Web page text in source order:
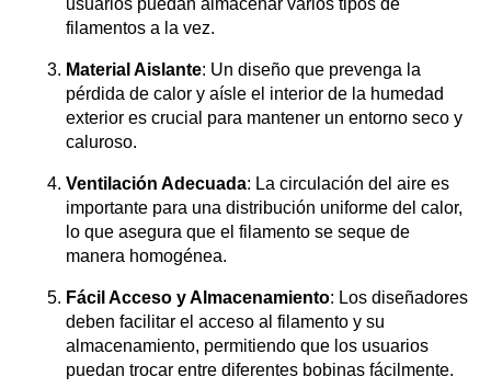
usuarios puedan almacenar varios tipos de
filamentos a la vez.
Material Aislante: Un diseño que prevenga la
pérdida de calor y aísle el interior de la humedad
exterior es crucial para mantener un entorno seco y
caluroso.
Ventilación Adecuada: La circulación del aire es
importante para una distribución uniforme del calor,
lo que asegura que el filamento se seque de
manera homogénea.
Fácil Acceso y Almacenamiento: Los diseñadores
deben facilitar el acceso al filamento y su
almacenamiento, permitiendo que los usuarios
puedan trocar entre diferentes bobinas fácilmente.